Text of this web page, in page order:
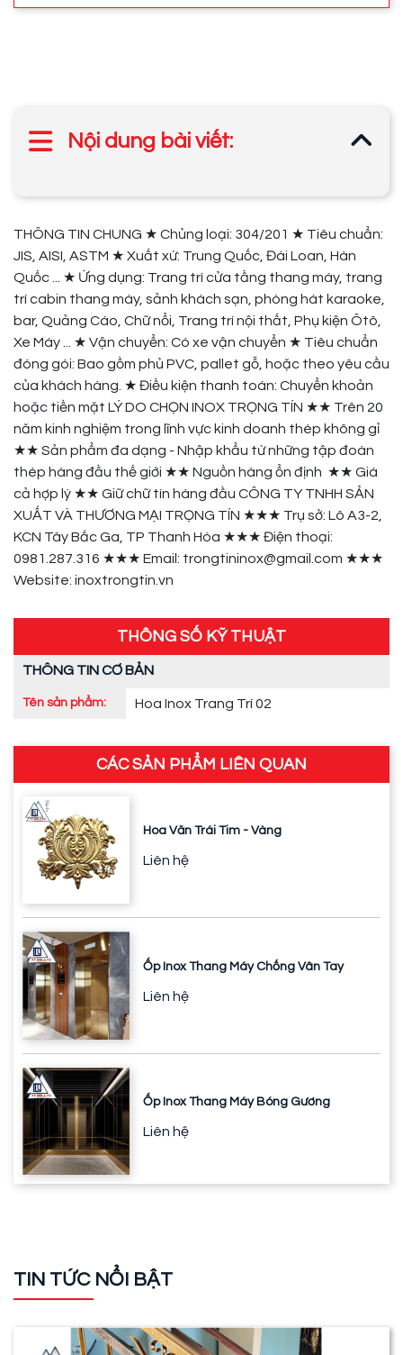
Nội dung bài viết:
THÔNG TIN CHUNG ★ Chủng loại: 304/201 ★ Tiêu chuẩn:
JIS, AISI, ASTM ★ Xuất xứ: Trung Quốc, Đài Loan, Hàn
Quốc ... ★ Ứng dụng: Trang trí cửa tầng thang máy, trang
trí cabin thang máy, sảnh khách sạn, phòng hát karaoke,
bar, Quảng Cáo, Chữ nổi, Trang trí nội thất, Phụ kiện Ôtô,
Xe Máy ... ★ Vận chuyển: Có xe vận chuyển ★ Tiêu chuẩn
đóng gói: Bao gồm phủ PVC, pallet gỗ, hoặc theo yêu cầu
của khách hàng. ★ Điều kiện thanh toán: Chuyển khoản
hoặc tiền mặt LÝ DO CHỌN INOX TRỌNG TÍN ★★ Trên 20
năm kinh nghiệm trong lĩnh vực kinh doanh thép không gỉ
★★ Sản phẩm đa dạng - Nhập khẩu từ những tập đoàn
thép hàng đầu thế giới ★★ Nguồn hàng ổn định ★★ Giá
cả hợp lý ★★ Giữ chữ tín hàng đầu CÔNG TY TNHH SẢN
XUẤT VÀ THƯƠNG MẠI TRỌNG TÍN ★★★ Trụ sở: Lô A3-2,
KCN Tây Bắc Ga, TP Thanh Hóa ★★★ Điện thoại:
0981.287.316 ★★★ Email: trongtininox@gmail.com ★★★
Website: inoxtrongtin.vn
THÔNG SỐ KỸ THUẬT
THÔNG TIN CƠ BẢN
Tên sản phẩm: Hoa Inox Trang Trí 02
CÁC SẢN PHẨM LIÊN QUAN
Hoa Văn Trái Tim - Vàng
Liên hệ
Ốp Inox Thang Máy Chống Vân Tay
Liên hệ
Ốp Inox Thang Máy Bóng Gương
Liên hệ
TIN TỨC NỔI BẬT